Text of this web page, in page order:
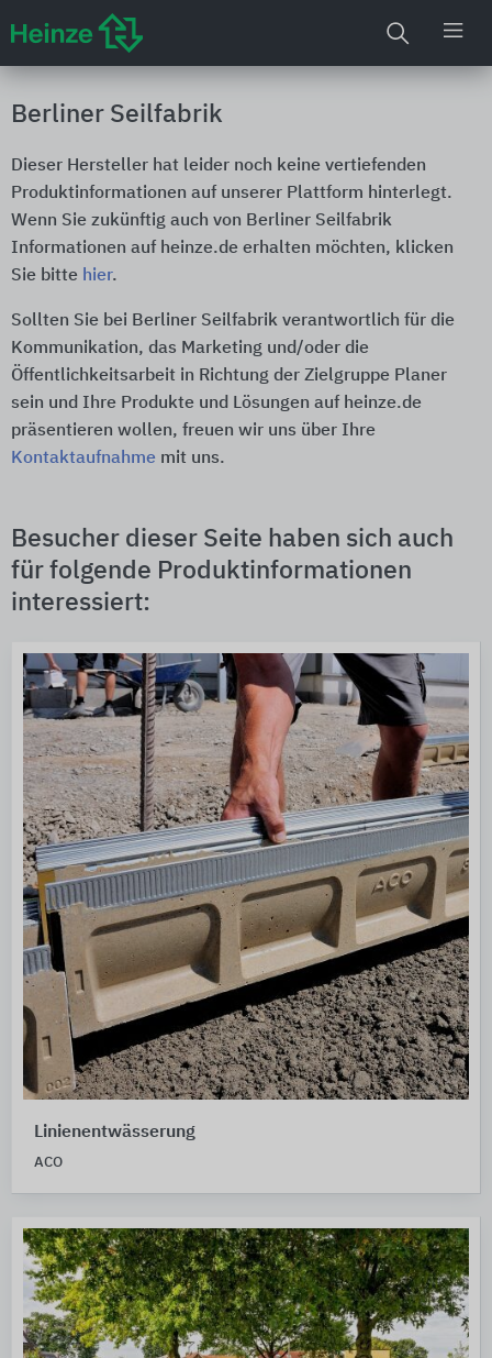
Berliner Seilfabrik
Dieser Hersteller hat leider noch keine vertiefenden
Produktinformationen auf unserer Plattform hinterlegt.
Wenn Sie zukünftig auch von Berliner Seilfabrik
Informationen auf heinze.de erhalten möchten, klicken
Sie bitte hier.
Sollten Sie bei Berliner Seilfabrik verantwortlich für die
Kommunikation, das Marketing und/oder die
Öffentlichkeitsarbeit in Richtung der Zielgruppe Planer
sein und Ihre Produkte und Lösungen auf heinze.de
präsentieren wollen, freuen wir uns über Ihre
Kontaktaufnahme mit uns.
Besucher dieser Seite haben sich auch
für folgende Produktinformationen
interessiert:
Linienentwässerung
ACO